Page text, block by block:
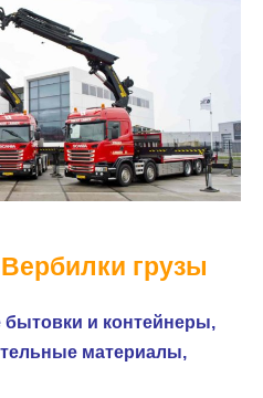
грузы
и контейнеры,
материалы,